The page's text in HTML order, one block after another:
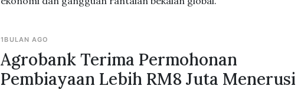
1BULAN AGO
Agrobank Terima Permohonan
Pembiayaan Lebih RM8 Juta Menerusi